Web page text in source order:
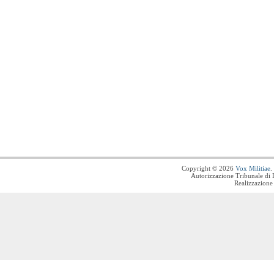
Copyright © 2026 Vox Militiae
Autorizzazione Tribunale di